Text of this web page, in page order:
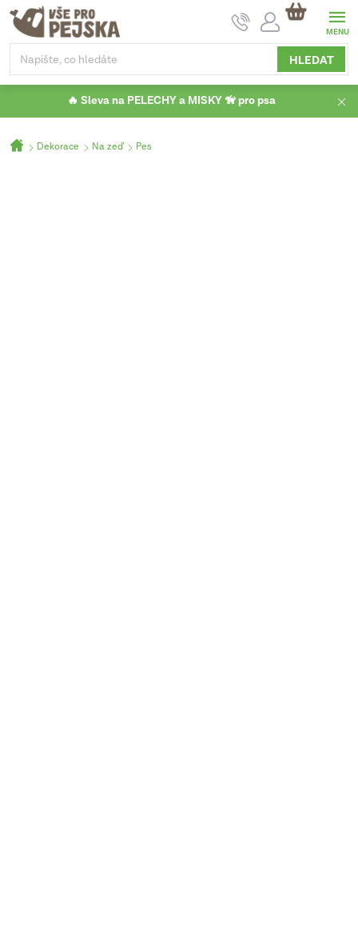
Přejít
obsah
HLEDAT
NÁKUPNÍ
KOŠÍK
🔥 Sleva na PELECHY a MISKY 🦮 pro psa
DomůDekorace Na zeď Pes